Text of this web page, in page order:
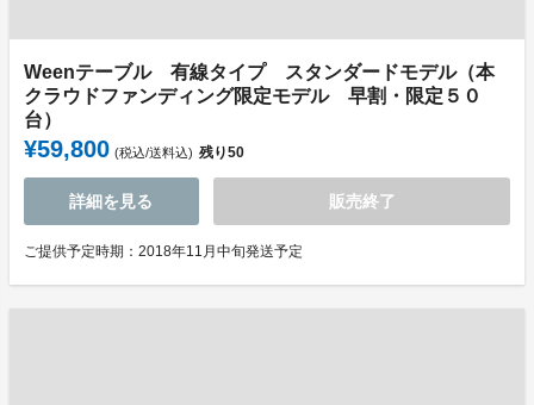
Weenテーブル 有線タイプ スタンダードモデル（本
クラウドファンディング限定モデル 早割・限定５０
台）
¥59,800 (税込/送料込) 残り50
詳細を見る 販売終了
ご提供予定時期：2018年11月中旬発送予定